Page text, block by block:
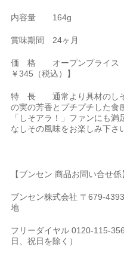
内容量 164g
賞味期間 24ヶ月
価 格 オープンプライス
￥345（税込）】
特 長 通常より具材のしそ
の実の芳香とプチプチした食
「しそアラ！」ファンにも
なしその風味をお楽しみ下
【ブンセン 商品お問い合せ係
ブンセン株式会社 〒679-
地
フリーダイヤル 0120-115-
日、祝日を除く）